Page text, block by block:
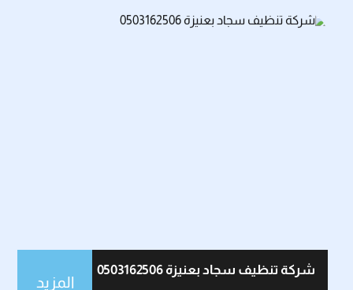
شركة تنظيف سجاد بعنيزة 0503162506
المزيد